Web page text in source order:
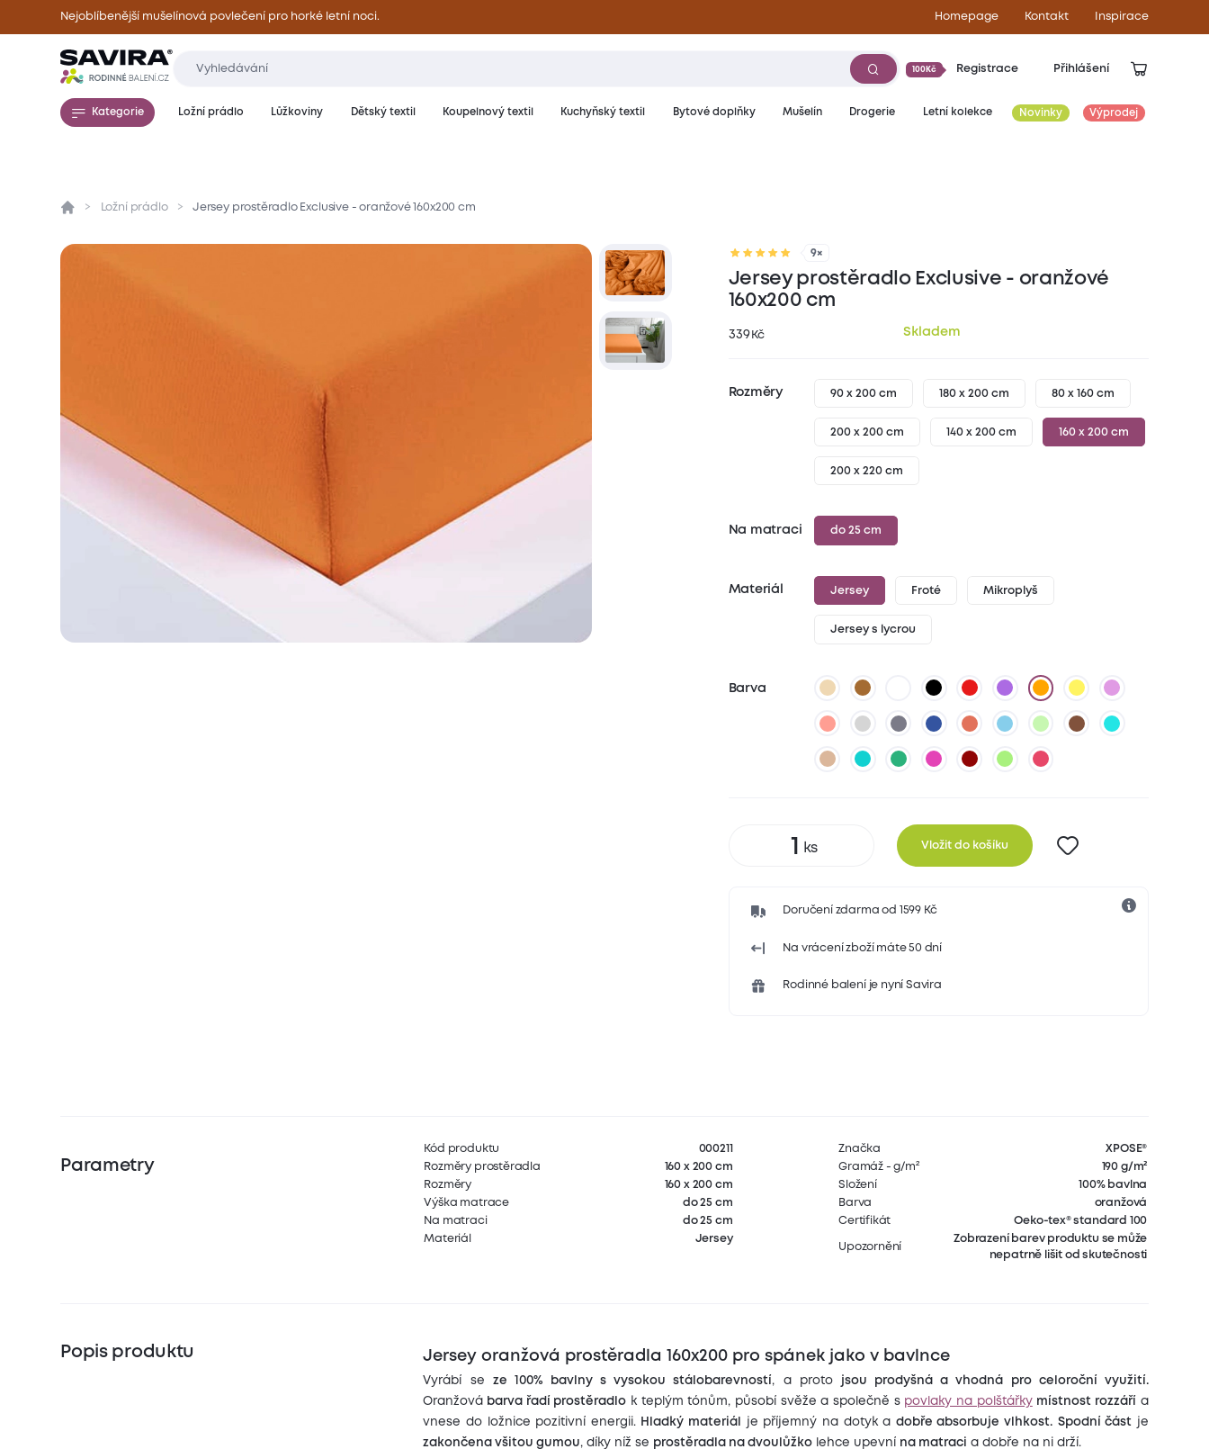
Nejoblíbenější mušelínová povlečení pro horké letní noci. Homepage Kontakt Inspirace
100Kč Registrace Přihlášení
Kategorie Ložní prádlo Lůžkoviny Dětský textil Koupelnový textil Kuchyňský textil Bytové doplňky Mušelín Drogerie Letní kolekce Novinky Výprodej
Přehled Parametry Popis produktu Materiál a péče
Ložní prádlo Jersey prostěradlo Exclusive - oranžové 160x200 cm
9×
Jersey prostěradlo Exclusive - oranžové
160x200 cm
339 Kč Skladem
Rozměry 90 x 200 cm 180 x 200 cm 80 x 160 cm
200 x 200 cm 140 x 200 cm 160 x 200 cm
200 x 220 cm
Na matraci do 25 cm
Materiál Jersey Froté Mikroplyš
Jersey s lycrou
Barva
Vložit do košíku
Doručení zdarma od 1599 Kč
Na vrácení zboží máte 50 dní
Rodinné balení je nyní Savira
Parametry
Kód produktu
000211
Rozměry prostěradla
160 x 200 cm
Rozměry
160 x 200 cm
Výška matrace
do 25 cm
Na matraci
do 25 cm
Materiál
Jersey
Značka
XPOSE®
Gramáž - g/m²
190 g/m²
Složení
100% bavlna
Barva
oranžová
Certifikát
Oeko-tex® standard 100
Upozornění
Zobrazení barev produktu se může
nepatrně lišit od skutečnosti
Popis produktu Jersey oranžová prostěradla 160x200 pro spánek jako v bavlnce
Vyrábí se ze 100% bavlny s vysokou stálobarevností, a proto jsou prodyšná a vhodná pro celoroční využití.
Oranžová barva řadí prostěradlo k teplým tónům, působí svěže a společně s povlaky na polštářky místnost rozzáří a
vnese do ložnice pozitivní energii.
Hladký materiál je příjemný na dotyk a dobře absorbuje vlhkost. Spodní část je
zakončena všitou gumou, díky níž se prostěradla na dvoulůžko lehce upevní na matraci a dobře na ni drží.